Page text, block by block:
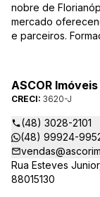
nobre de
mercado
e parceiros. Formada por uma equipe de corretores e
está baseado
de negócios e
quer comprar,
cidade. Durante este tempo de trabalho, aprimoramos a
qualidade dos
proporcionar a
compradores,
Sabendo que os
ASCOR Imóveis
CRECI: 3620-J
(48) 3028-2101
(48) 99924-
Rua Esteves
88015130